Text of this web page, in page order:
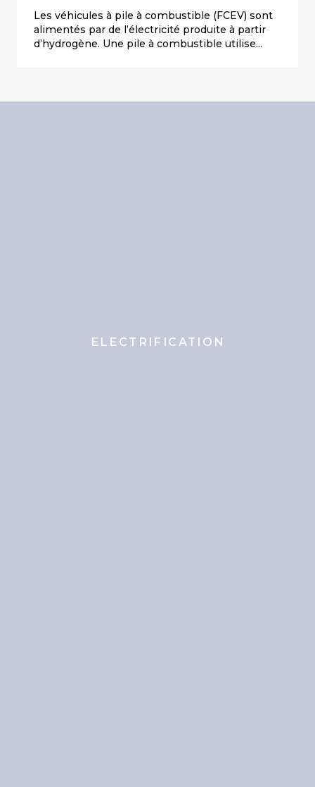
Les véhicules à pile à combustible (FCEV) sont
alimentés par de l’électricité produite à partir
d’hydrogène. Une pile à combustible utilise
combustible, les seuls produits émis sont
ELECTRIFICATION